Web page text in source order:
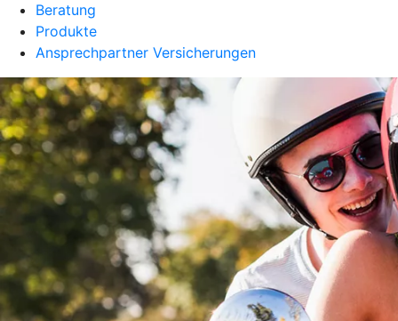
Beratung
Produkte
Ansprechpartner Versicherungen